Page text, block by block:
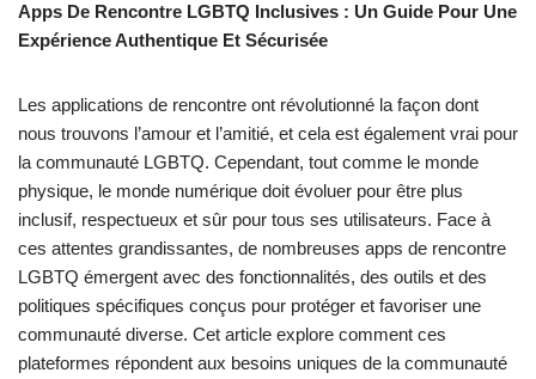
Apps De Rencontre LGBTQ Inclusives : Un Guide Pour Une
Expérience Authentique Et Sécurisée
Les applications de rencontre ont révolutionné la façon dont
nous trouvons l’amour et l’amitié, et cela est également vrai pour
la communauté LGBTQ. Cependant, tout comme le monde
physique, le monde numérique doit évoluer pour être plus
inclusif, respectueux et sûr pour tous ses utilisateurs. Face à
ces attentes grandissantes, de nombreuses apps de rencontre
LGBTQ émergent avec des fonctionnalités, des outils et des
politiques spécifiques conçus pour protéger et favoriser une
communauté diverse. Cet article explore comment ces
plateformes répondent aux besoins uniques de la communauté